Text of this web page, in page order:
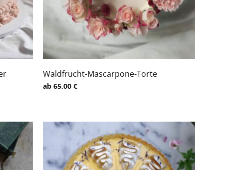
Waldfrucht-Mascarpone-Torte
ab 65,00 €